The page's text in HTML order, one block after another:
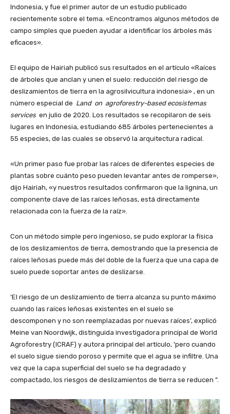
Indonesia, y fue el primer autor de un estudio publicado
recientemente sobre el tema. «Encontramos algunos métodos de
campo simples que pueden ayudar a identificar los árboles más
eficaces».
El equipo de Hairiah publicó sus resultados en el artículo «Raíces
de árboles que anclan y unen el suelo: reducción del riesgo de
deslizamientos de tierra en la agrosilvicultura indonesia» , en un
número especial de Land on agroforestry-based ecosistemas
services en julio de 2020. Los resultados se recopilaron de seis
lugares en Indonesia, estudiando 685 árboles pertenecientes a
55 especies, de las cuales se observó la arquitectura radical.
«Un primer paso fue probar las raíces de diferentes especies de
plantas sobre cuánto peso pueden levantar antes de romperse»,
dijo Hairiah, «y nuestros resultados confirmaron que la lignina, un
componente clave de las raíces leñosas, está directamente
relacionada con la fuerza de la raíz».
Con un método simple pero ingenioso, se pudo explorar la física
de los deslizamientos de tierra, demostrando que la presencia de
raíces leñosas puede más del doble de la fuerza que una capa de
suelo puede soportar antes de deslizarse.
‘El riesgo de un deslizamiento de tierra alcanza su punto máximo
cuando las raíces leñosas existentes en el suelo se
descomponen y no son reemplazadas por nuevas raíces’, explicó
Meine van Noordwijk, distinguida investigadora principal de World
Agroforestry (ICRAF) y autora principal del artículo, ‘pero cuando
el suelo sigue siendo poroso y permite que el agua se infiltre. Una
vez que la capa superficial del suelo se ha degradado y
compactado, los riesgos de deslizamientos de tierra se reducen ”.